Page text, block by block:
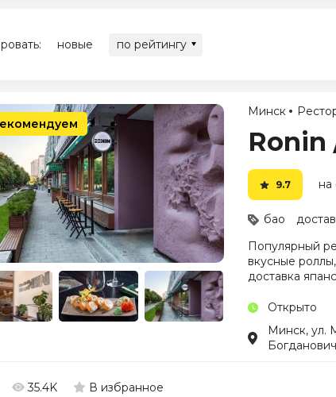
новые по рейтингу
Минск
Ronin
9.7 на
бао
Популярный
вкусные
доставка
Открыто
Минск, ул.
35.4K В избранное